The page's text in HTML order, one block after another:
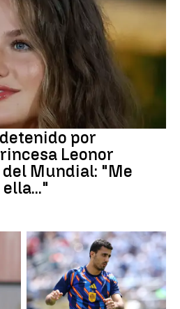
por
Leonor
Mundial: "Me
Fútbol